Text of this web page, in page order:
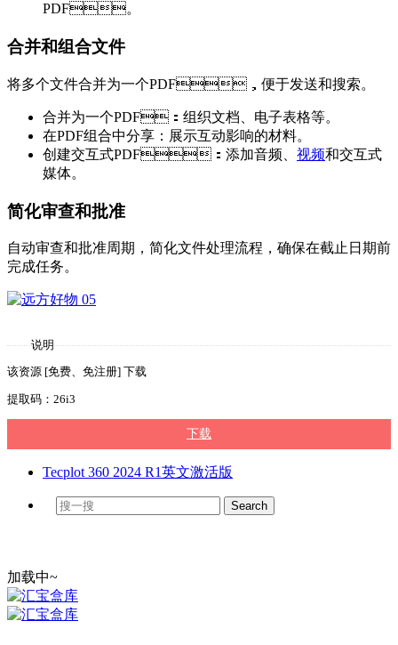
PDF。
合并和组合文件
将多个文件合并为一个PDF，便于发送和搜索。
合并为一个PDF：组织文档、电子表格等。
在PDF组合中分享：展示互动影响的材料。
创建交互式PDF：添加音频、 视频和交互式
媒体。
简化审查和批准
自动审查和批准周期，简化文件处理流程，确保在截止日期前
完成任务。
说明
该资源 [免费、免注册] 下载
提取码：26i3
下载
Tecplot 360 2024 R1英文激活版
加载中~